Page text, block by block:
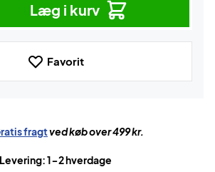
Læg i kurv
Favorit
fragtved køb over 499 kr.
Levering: 1-2 hverdage